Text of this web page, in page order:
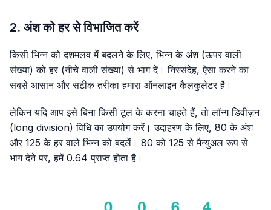
2. अंश को हर से विभाजित करें
किसी भिन्न को दशमलव में बदलने के लिए, भिन्न के अंश (ऊपर वाली
संख्या) को हर (नीचे वाली संख्या) से भाग दें। निस्संदेह, ऐसा करने का
सबसे आसान और सटीक तरीका हमारा ऑनलाइन कैलकुलेटर है।
लेकिन यदि आप इसे बिना किसी टूल के करना चाहते हैं, तो लॉन्ग डिवीज़न
(long division) विधि का उपयोग करें। उदाहरण के लिए, 80 के अंश
और 125 के हर वाले भिन्न को बदलें। 80 को 125 से मैन्युअल रूप से
भाग देने पर, हमें 0.64 प्राप्त होता है।